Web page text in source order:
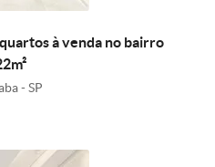
à venda no bairro
- SP